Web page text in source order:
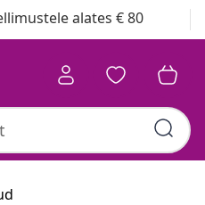
alates € 80